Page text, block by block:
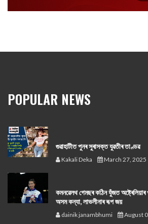
POPULAR NEWS
গুৱাহাটীত পুনৰ সুৰাসক্ত যুৱতীৰ তাণ্ডৱ
Kakali Deka March 27, 2025
কমনৱেলথ গেমছৰ কঠিন যুঁজত অষ্ট্ৰেলিয়াৰ
অসম কন্যা, লাভলীনাৰ ৰূপ জয়
dainik janambhumi August